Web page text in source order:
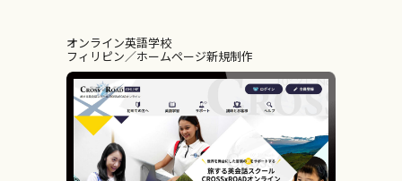
オンライン英語学校
フィリピン ホームページ新規制作